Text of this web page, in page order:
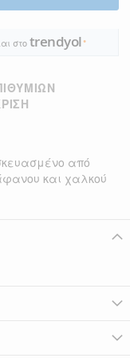
στο trendyol ●
από
και χαλκού